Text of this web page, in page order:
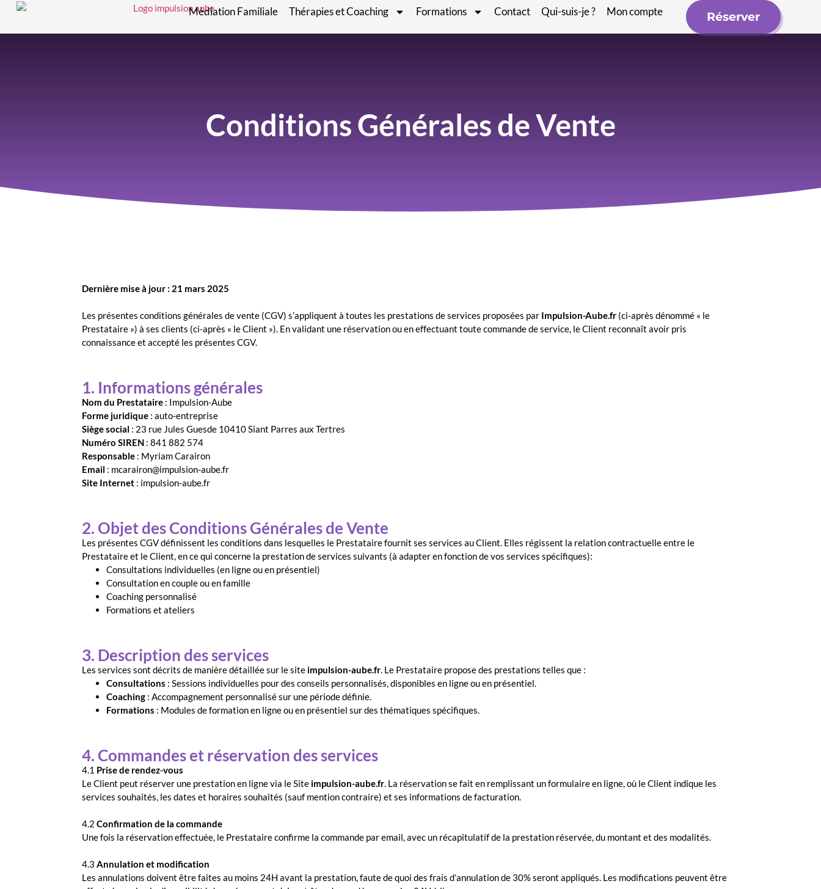
Médiation Familiale Thérapies et Coaching Formations Contact Qui-suis-je ? Mon compte Réserver
Conditions Générales de Vente
Dernière mise à jour : 21 mars 2025
Les présentes conditions générales de vente (CGV) s’appliquent à toutes les prestations de services proposées par Impulsion-Aube.fr (ci-après dénommé « le
Prestataire ») à ses clients (ci-après « le Client »). En validant une réservation ou en effectuant toute commande de service, le Client reconnaît avoir pris
connaissance et accepté les présentes CGV.
1. Informations générales
Nom du Prestataire : Impulsion-Aube
Forme juridique : auto-entreprise
Siège social : 23 rue Jules Guesde 10410 Siant Parres aux Tertres
Numéro SIREN : 841 882 574
Responsable : Myriam Carairon
Email : mcarairon@impulsion-aube.fr
Site Internet : impulsion-aube.fr
2. Objet des Conditions Générales de Vente
Les présentes CGV définissent les conditions dans lesquelles le Prestataire fournit ses services au Client. Elles régissent la relation contractuelle entre le
Prestataire et le Client, en ce qui concerne la prestation de services suivants (à adapter en fonction de vos services spécifiques):
Consultations individuelles (en ligne ou en présentiel)
Consultation en couple ou en famille
Coaching personnalisé
Formations et ateliers
3. Description des services
Les services sont décrits de manière détaillée sur le site impulsion-aube.fr . Le Prestataire propose des prestations telles que :
Consultations : Sessions individuelles pour des conseils personnalisés, disponibles en ligne ou en présentiel.
Coaching : Accompagnement personnalisé sur une période définie.
Formations : Modules de formation en ligne ou en présentiel sur des thématiques spécifiques.
4. Commandes et réservation des services
4.1 Prise de rendez-vous
Le Client peut réserver une prestation en ligne via le Site impulsion-aube.fr . La réservation se fait en remplissant un formulaire en ligne, où le Client indique les
services souhaités, les dates et horaires souhaités (sauf mention contraire) et ses informations de facturation.
4.2Confirmation de la commande
Une fois la réservation effectuée, le Prestataire confirme la commande par email, avec un récapitulatif de la prestation réservée, du montant et des modalités.
4.3 Annulation et modification
Les annulations doivent être faites au moins 24H avant la prestation, faute de quoi des frais d’annulation de 30% seront appliqués. Les modifications peuvent être